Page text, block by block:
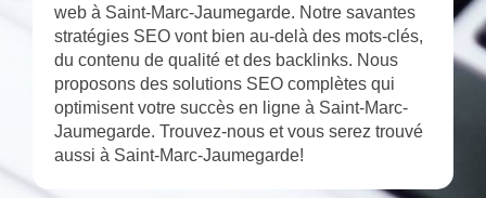
web à Saint-Marc-Jaumegarde. Notre savantes
stratégies SEO vont bien au-delà des mots-clés,
du contenu de qualité et des backlinks. Nous
proposons des solutions SEO complètes qui
optimisent votre succès en ligne à Saint-Marc-
Jaumegarde. Trouvez-nous et vous serez trouvé
aussi à Saint-Marc-Jaumegarde!